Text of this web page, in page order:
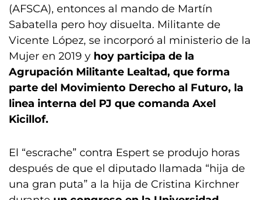
(AFSCA), entonces al mando de Martín
Sabatella pero hoy disuelta. Militante de
Vicente López, se incorporó al ministerio de la
Mujer en 2019 y hoy participa de la
Agrupación Militante Lealtad, que forma
parte del Movimiento Derecho al Futuro, la
linea interna del PJ que comanda Axel
Kicillof.
El “escrache” contra Espert se produjo horas
después de que el diputado llamada “hija de
una gran puta” a la hija de Cristina Kirchner